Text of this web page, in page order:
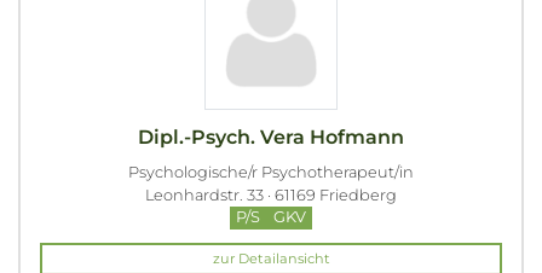
Dipl.-Psych. Vera Hofmann
Psychologische/r Psychotherapeut/in
Leonhardstr. 33 · 61169 Friedberg
P/S
GKV
zur Detailansicht